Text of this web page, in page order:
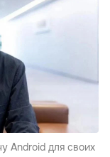
Android для своих